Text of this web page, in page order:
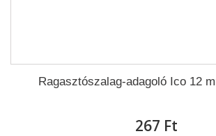
Ragasztószalag-adagoló Ico 12
267 Ft‎